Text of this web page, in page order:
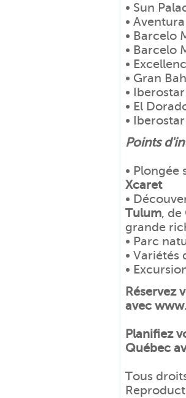
• Sun
•
• Barcelo
• Barcelo
•
• Gran
•
• El
•
Points
•
Xcaret
•
Tulum, de
grande
• Parc
•
•
Réservez
avec
Planifiez
Québec
Tous